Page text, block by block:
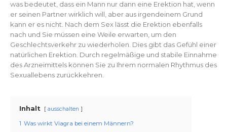
was bedeutet, dass ein Mann nur dann eine Erektion hat, wenn
er seinen Partner wirklich will, aber aus irgendeinem Grund
kann er es nicht. Nach dem Sex lässt die Erektion ebenfalls
nach und Sie müssen eine Weile erwarten, um den
Geschlechtsverkehr zu wiederholen. Dies gibt das Gefühl einer
natürlichen Erektion. Durch regelmäßige und stabile Einnahme
des Arzneimittels können Sie zu Ihrem normalen Rhythmus des
Sexuallebens zurückkehren.
Inhalt ausschalten
1 Was wirkt Viagra bei einem Männern?